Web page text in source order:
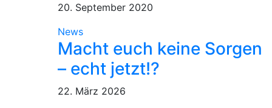
20. September 2020
News
Macht euch keine Sorgen
– echt jetzt!?
22. März 2026